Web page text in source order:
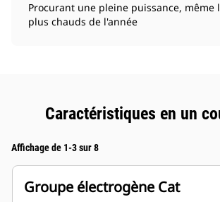
Procurant une pleine puissance, même
plus chauds de l'année
Caractéristiques en un
Affichage de 1-3 sur 8
Groupe électrogène Cat